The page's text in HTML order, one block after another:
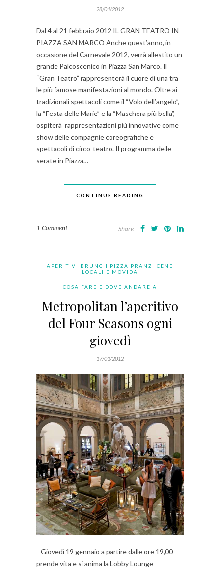
28/01/2012
Dal 4 al 21 febbraio 2012 IL GRAN TEATRO IN
PIAZZA SAN MARCO Anche quest’anno, in
occasione del Carnevale 2012, verrà allestito un
grande Palcoscenico in Piazza San Marco. Il
“Gran Teatro” rappresenterà il cuore di una tra
le più famose manifestazioni al mondo. Oltre ai
tradizionali spettacoli come il “Volo dell’angelo”,
la “Festa delle Marie” e la “Maschera più bella”,
ospiterà rappresentazioni più innovative come
show delle compagnie coreografiche e
spettacoli di circo-teatro. Il programma delle
serate in Piazza…
CONTINUE READING
1 Comment Share
APERITIVI BRUNCH PIZZA PRANZI CENE
LOCALI E MOVIDA
COSA FARE E DOVE ANDARE A
Metropolitan l’aperitivo
del Four Seasons ogni
giovedì
17/01/2012
Giovedì 19 gennaio a partire dalle ore 19,00
prende vita e si anima la Lobby Lounge